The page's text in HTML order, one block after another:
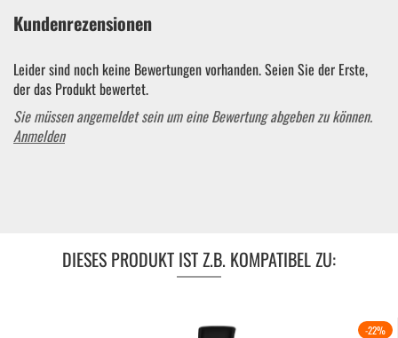
Kundenrezensionen
Leider sind noch keine Bewertungen vorhanden. Seien Sie der Erste,
der das Produkt bewertet.
Sie müssen angemeldet sein um eine Bewertung abgeben zu können.
Anmelden
DIESES PRODUKT IST Z.B. KOMPATIBEL ZU:
-22%